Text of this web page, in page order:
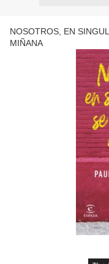
NOSOTROS, EN
MIÑANA